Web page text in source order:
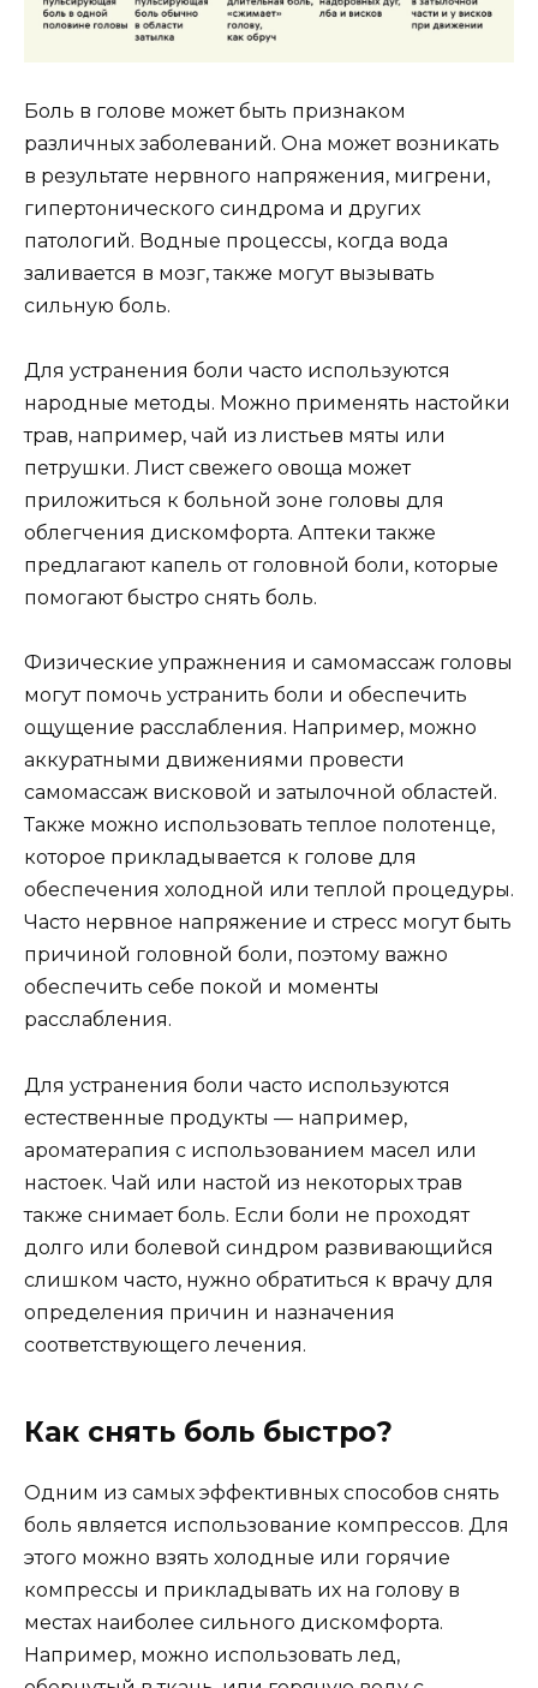
Боль в голове может быть признаком
различных заболеваний. Она может возникать
в результате нервного напряжения, мигрени,
гипертонического синдрома и других
патологий. Водные процессы, когда вода
заливается в мозг, также могут вызывать
сильную боль.
Для устранения боли часто используются
народные методы. Можно применять настойки
трав, например, чай из листьев мяты или
петрушки. Лист свежего овоща может
приложиться к больной зоне головы для
облегчения дискомфорта. Аптеки также
предлагают капель от головной боли, которые
помогают быстро снять боль.
Физические упражнения и самомассаж головы
могут помочь устранить боли и обеспечить
ощущение расслабления. Например, можно
аккуратными движениями провести
самомассаж висковой и затылочной областей.
Также можно использовать теплое полотенце,
которое прикладывается к голове для
обеспечения холодной или теплой процедуры.
Часто нервное напряжение и стресс могут быть
причиной головной боли, поэтому важно
обеспечить себе покой и моменты
расслабления.
Для устранения боли часто используются
естественные продукты — например,
ароматерапия с использованием масел или
настоек. Чай или настой из некоторых трав
также снимает боль. Если боли не проходят
долго или болевой синдром развивающийся
слишком часто, нужно обратиться к врачу для
определения причин и назначения
соответствующего лечения.
Как снять боль быстро?
Одним из самых эффективных способов снять
боль является использование компрессов. Для
этого можно взять холодные или горячие
компрессы и прикладывать их на голову в
местах наиболее сильного дискомфорта.
Например, можно использовать лед,